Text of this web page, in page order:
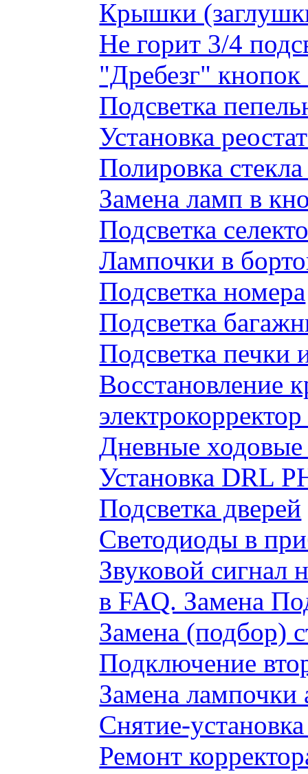
Крышки
Не горит 3/4
"Дребезг"
Подсветка
Установка
Полировка
Замена ламп в
Подсветка
Лампочки в
Подсветка номера
Подсветка
Подсветка печки
Восстановление
Дневные ходовые
Установка DRL
Подсветка дверей
Светодиоды в
Звуковой сигнал
в FAQ. Замена
Замена (подбор)
Подключение
Замена лампочки
Снятие-
Ремонт